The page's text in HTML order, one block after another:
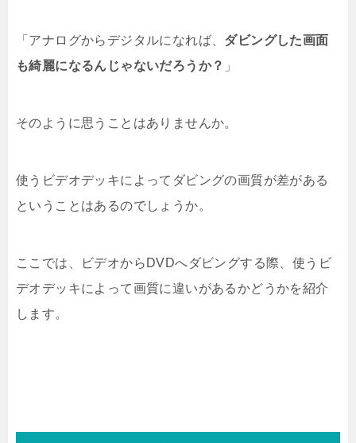
「アナログからデジタルになれば、 ダビングした画面
も綺麗になるんじゃないだろうか？ 」
そのように思うことはありませんか。
使うビデオデッキによってダビングの画質が差がある
ということはあるのでしょうか。
ここでは、ビデオからDVDへダビングする際、使うビ
デオデッキによって画質に違いがあるかどうかを紹介
します。